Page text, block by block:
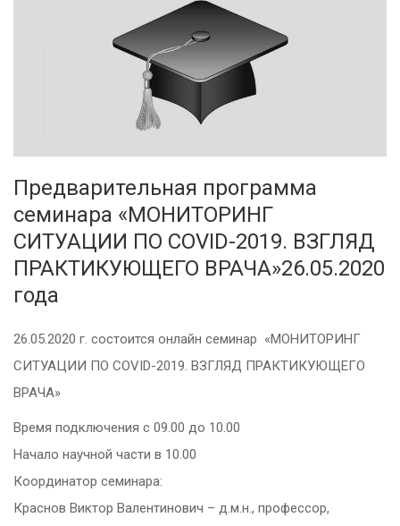
Предварительная программа
семинара «МОНИТОРИНГ
СИТУАЦИИ ПО COVID-2019. ВЗГЛЯД
ПРАКТИКУЮЩЕГО ВРАЧА»26.05.2020
года
26.05.2020 г. состоится онлайн семинар «МОНИТОРИНГ
СИТУАЦИИ ПО COVID-2019. ВЗГЛЯД ПРАКТИКУЮЩЕГО
ВРАЧА»
Время подключения с 09.00 до 10.00
Начало научной части в 10.00
Координатор семинара:
Краснов Виктор Валентинович – д.м.н., профессор,